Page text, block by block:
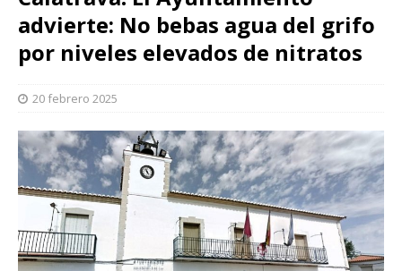
advierte: No bebas agua del grifo
por niveles elevados de nitratos
20 febrero 2025